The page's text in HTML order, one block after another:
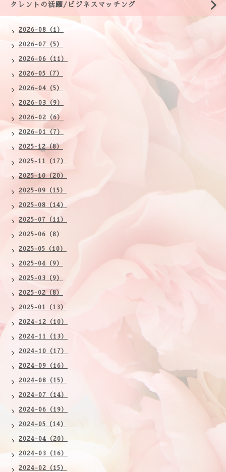
タレントの活躍/ビジネスマッチング
2026-08（1）
2026-07（5）
2026-06（11）
2026-05（7）
2026-04（5）
2026-03（9）
2026-02（6）
2026-01（7）
2025-12（8）
2025-11（17）
2025-10（20）
2025-09（15）
2025-08（14）
2025-07（11）
2025-06（8）
2025-05（10）
2025-04（9）
2025-03（9）
2025-02（8）
2025-01（13）
2024-12（10）
2024-11（13）
2024-10（17）
2024-09（16）
2024-08（15）
2024-07（14）
2024-06（19）
2024-05（14）
2024-04（20）
2024-03（16）
2024-02（15）